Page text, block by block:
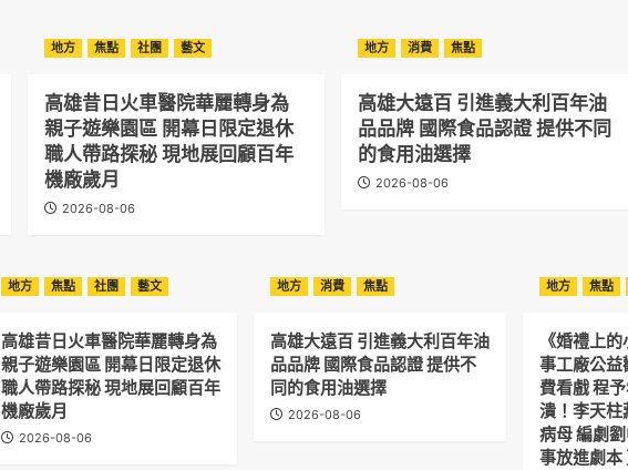
地方 焦點 社團 藝文
高雄昔日火車醫院華麗轉身為
親子遊樂園區 開幕日限定退休
職人帶路探秘 現地展回顧百年
機廠歲月
2026-08-06
地方 消費 焦點
高雄大遠百 引進義大利百年油
品品牌 國際食品認證 提供不同
的食用油選擇
2026-08-06
地方 焦點 社團 藝文
高雄昔日火車醫院華麗轉身為
親子遊樂園區 開幕日限定退休
職人帶路探秘 現地展回顧百年
機廠歲月
2026-08-06
地方 消費 焦點
高雄大遠百 引進義大利百年油
品品牌 國際食品認證 提供不
同的食用油選擇
2026-08-06
地方 焦點
《婚禮上
事工廠公益
費看戲 程
潰！李天柱
病母 編劇
事放進劇本